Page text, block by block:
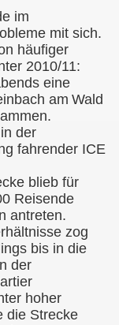
im
mit sich.
häufiger
2010/11:
eine
am Wald
der
fahrender ICE
blieb für
Reisende
antreten.
zog
bis in die
der
hoher
die Strecke